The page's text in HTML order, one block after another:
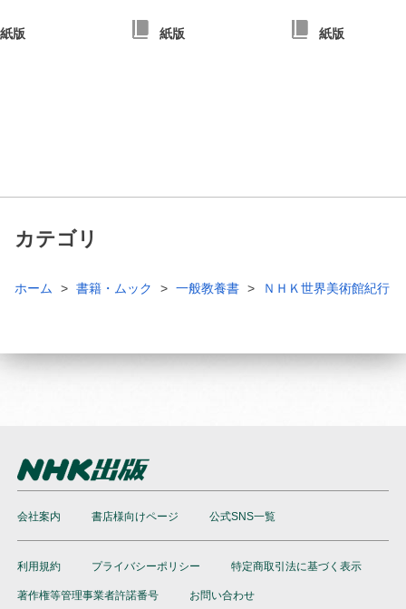
紙版 紙版 紙版
カテゴリ
ホーム 書籍・ムック 一般教養書 ＮＨＫ世界美術館紀行
会社案内 書店様向けページ 公式SNS一覧
利用規約 プライバシーポリシー 特定商取引法に基づく表示
著作権等管理事業者許諾番号 お問い合わせ